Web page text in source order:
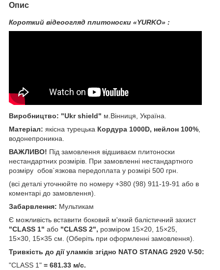
Опис
Короткий відеоогляд плитоноски «YURKO» :
Виробництво: "Ukr shield" м.Вінниця, Україна.
Матеріал: якісна турецька Кордура 1000D, нейлон 100%
водонепроникна.
ВАЖЛИВО! Під замовлення відшиваєм плитоноски
нестандартних розмірів. При замовленні нестандартного
розміру обов`язкова передоплата у розмірі 500 грн.
(всі деталі уточнюйте по номеру +380 (98) 911-19-91 або в
коментарі до замовлення).
Забарвлення: Мультикам
Є можливість вставити боковий м'який балістичний захист
"CLASS 1" або "CLASS 2", розміром 15×20, 15×25,
15×30, 15×35 см. (Оберіть при оформленні замовлення).
Тривкість до дії уламків згідно NATO STANAG 2920 V-50:
"CLASS 1" = 681.33 м/с.